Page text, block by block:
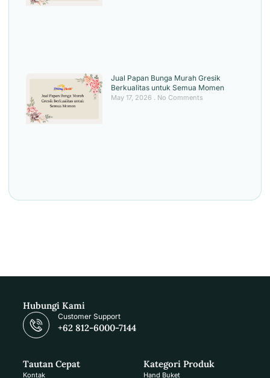
Jual Papan Bunga Murah Gresik
Berkualitas untuk Semua Momen
May 17, 2026 No Comments
Hubungi Kami
Customer Support
+62 812-6000-7144
Tautan Cepat
Kontak
Kategori Produk
Hand Buket